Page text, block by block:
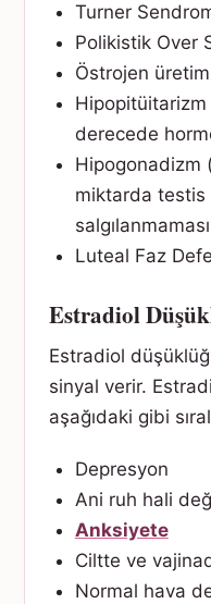
Turner
Polikistik Over
Östrojen
derecede
Hipogonadizm
miktarda testis
Luteal Faz
Estradiol
Estradiol
sinyal verir.
aşağıdaki gibi
Depresyon
Ani ruh hali
Anksiyete
Ciltte ve
Normal hava